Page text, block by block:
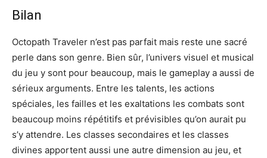
Bilan
Octopath Traveler n’est pas parfait mais reste une sacré
perle dans son genre. Bien sûr, l’univers visuel et musical
du jeu y sont pour beaucoup, mais le gameplay a aussi de
sérieux arguments. Entre les talents, les actions
spéciales, les failles et les exaltations les combats sont
beaucoup moins répétitifs et prévisibles qu’on aurait pu
s’y attendre. Les classes secondaires et les classes
divines apportent aussi une autre dimension au jeu, et